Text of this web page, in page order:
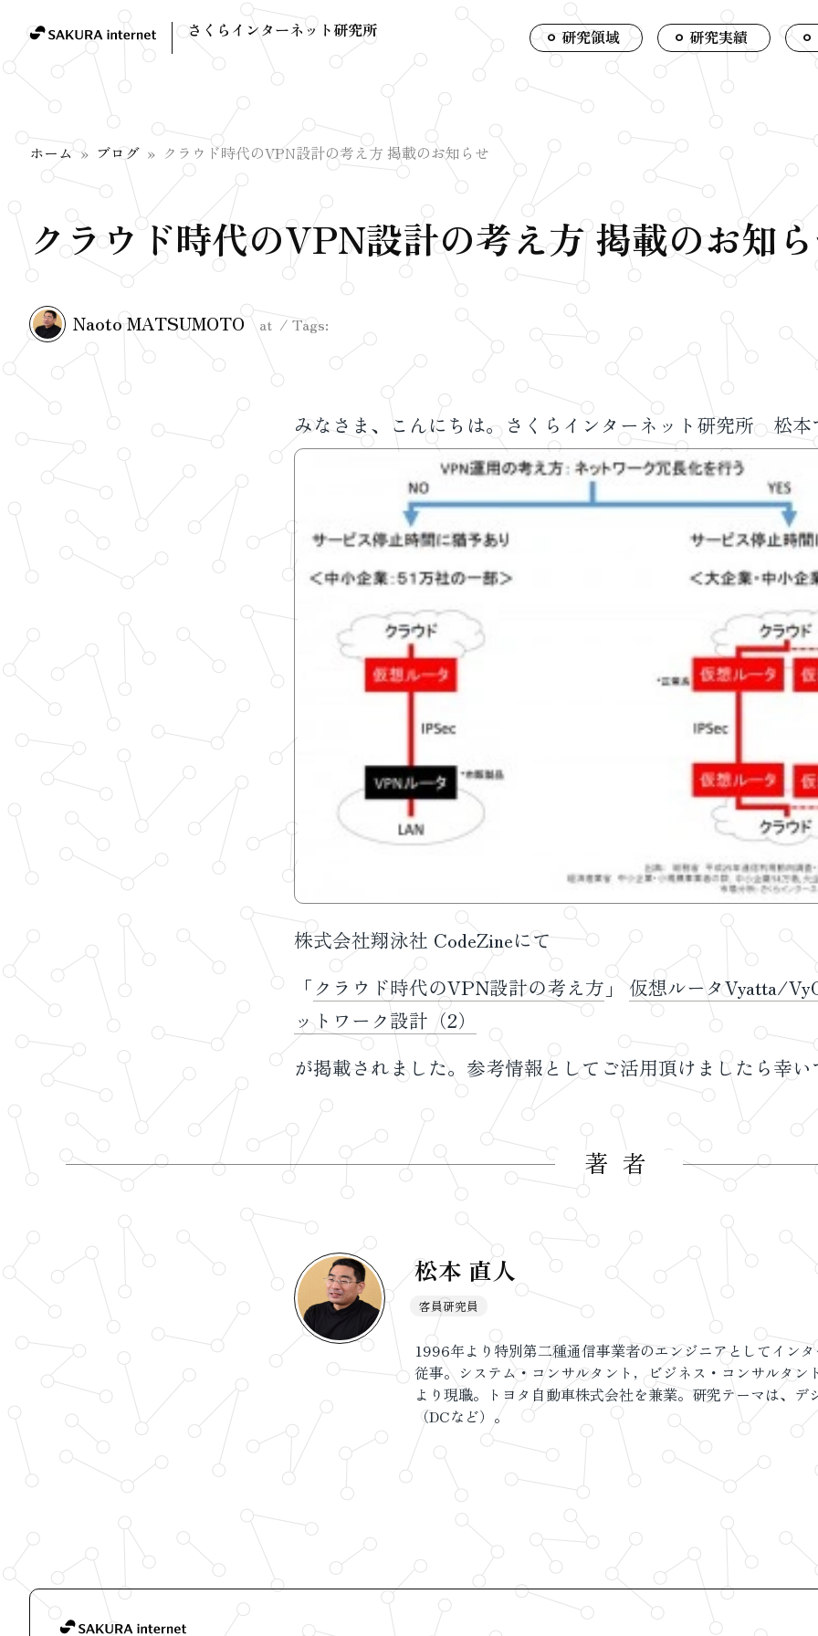
さくらインターネット研究所 研究領域 研究実績
ホーム ブログ クラウド時代のVPN設計の考え方 掲載のお知らせ
クラウド時代のVPN設計の考え方 掲載のお知
Naoto MATSUMOTO at Tags:
みなさま、こんにちは。さくらインターネット研究所 松本
株式会社翔泳社 CodeZineにて
「クラウド時代のVPN設計の考え方 」仮想ルータVyatta/
ットワーク設計（2）
が掲載されました。参考情報としてご活用頂けましたら幸い
著者
松本 直人
客員研究員
1996年より特別第二種通信事業者のエンジニアとしてイン
従事。システム・コンサルタント，ビジネス・コンサルタン
より現職。トヨタ自動車株式会社を兼業。研究テーマは、デ
（DCなど）。